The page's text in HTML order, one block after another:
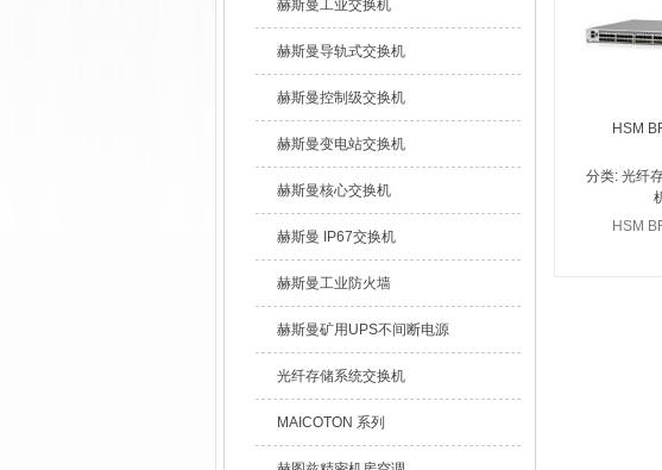
HSM
分类: 光纤
HSM
赫斯曼工业交换机
赫斯曼导轨式交换机
赫斯曼控制级交换机
赫斯曼变电站交换机
赫斯曼核心交换机
赫斯曼 IP67交换机
赫斯曼工业防火墙
赫斯曼矿用UPS不间断电源
光纤存储系统交换机
MAICOTON 系列